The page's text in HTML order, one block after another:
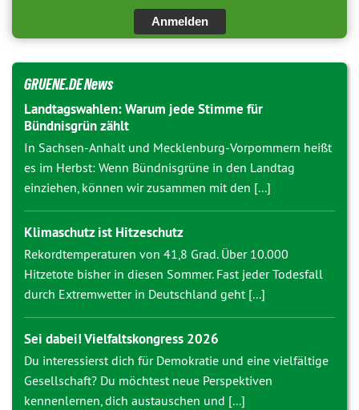
Anmelden
GRUENE.DE News
Landtagswahlen: Warum jede Stimme für
Bündnisgrün zählt
In Sachsen-Anhalt und Mecklenburg-Vorpommern heißt
es im Herbst: Wenn Bündnisgrüne in den Landtag
einziehen, können wir zusammen mit den [...]
Klimaschutz ist Hitzeschutz
Rekordtemperaturen von 41,8 Grad. Über 10.000
Hitzetote bisher in diesen Sommer. Fast jeder Todesfall
durch Extremwetter in Deutschland geht [...]
Sei dabei! Vielfaltskongress 2026
Du interessierst dich für Demokratie und eine vielfältige
Gesellschaft? Du möchtest neue Perspektiven
kennenlernen, dich austauschen und [...]